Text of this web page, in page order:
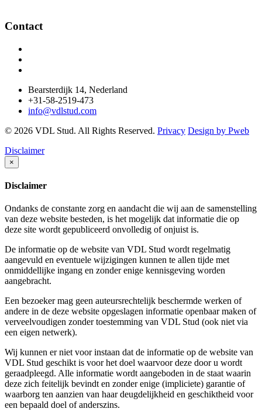
Contact
Bearsterdijk 14, Nederland
+31-58-2519-473
info@vdlstud.com
© 2026 VDL Stud. All Rights Reserved. Privacy Design by Pweb
Disclaimer
×
Disclaimer
Ondanks de constante zorg en aandacht die wij aan de samenstelling
van deze website besteden, is het mogelijk dat informatie die op
deze site wordt gepubliceerd onvolledig of onjuist is.
De informatie op de website van VDL Stud wordt regelmatig
aangevuld en eventuele wijzigingen kunnen te allen tijde met
onmiddellijke ingang en zonder enige kennisgeving worden
aangebracht.
Een bezoeker mag geen auteursrechtelijk beschermde werken of
andere in de deze website opgeslagen informatie openbaar maken of
verveelvoudigen zonder toestemming van VDL Stud (ook niet via
een eigen netwerk).
Wij kunnen er niet voor instaan dat de informatie op de website van
VDL Stud geschikt is voor het doel waarvoor deze door u wordt
geraadpleegd. Alle informatie wordt aangeboden in de staat waarin
deze zich feitelijk bevindt en zonder enige (impliciete) garantie of
waarborg ten aanzien van haar deugdelijkheid en geschiktheid voor
een bepaald doel of anderszins.